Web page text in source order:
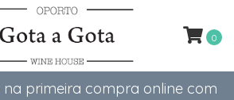
na primeira compra online com
0